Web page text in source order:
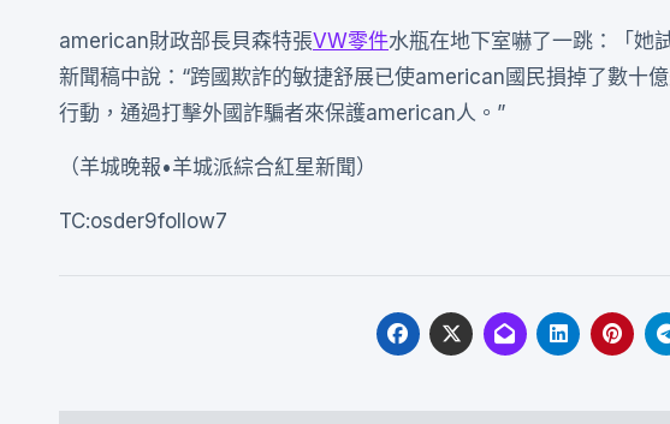
american財政部長貝森特張VW零件水瓶在地下室嚇了一跳：「她
新聞稿中說：“跨國欺詐的敏捷舒展已使american國民損掉了數十
行動，通過打擊外國詐騙者來保護american人。”
（羊城晚報•羊城派綜合紅星新聞）
TC:osder9follow7